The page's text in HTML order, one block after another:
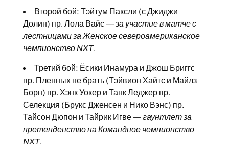
Второй бой: Тэйтум Паксли (с Джиджи
Долин) пр. Лола Вайс —за участие в матче с
лестницами за Женское североамериканское
чемпионство NXT.
Третий бой: Ёсики Инамура и Джош Бриггс
пр. Пленных не брать (Тэйвион Хайтс и Майлз
Борн) пр. Хэнк Уокер и Танк Леджер пр.
Селекция (Брукс Дженсен и Нико Вэнс) пр.
Тайсон Дюпон и Тайрик Игве —гаунтлет за
претенденство на Командное чемпионство
NXT.